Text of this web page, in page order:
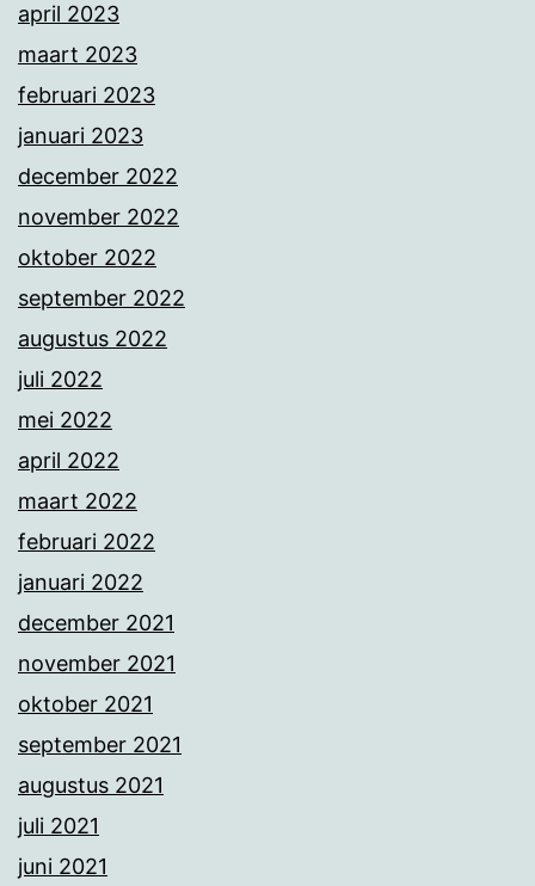
april 2023
maart 2023
februari 2023
januari 2023
december 2022
november 2022
oktober 2022
september 2022
augustus 2022
juli 2022
mei 2022
april 2022
maart 2022
februari 2022
januari 2022
december 2021
november 2021
oktober 2021
september 2021
augustus 2021
juli 2021
juni 2021